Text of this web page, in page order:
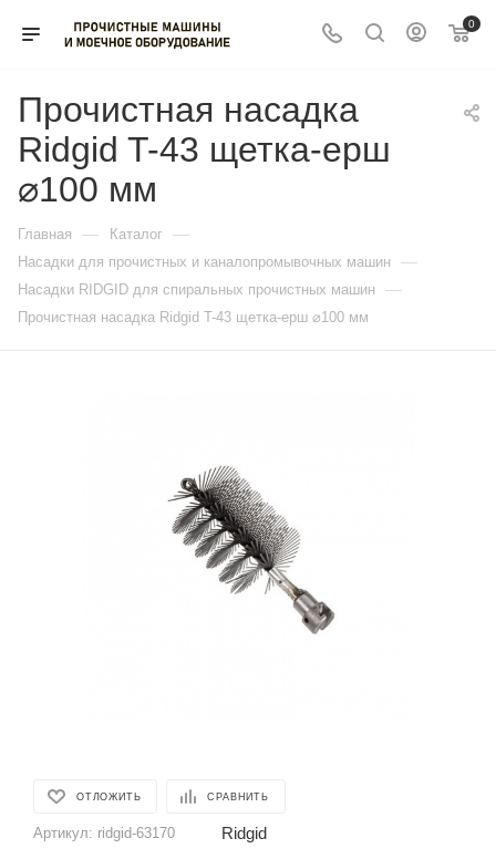
0
Прочистная насадка
Ridgid T-43 щетка-ерш
⌀100 мм
Главная — Каталог —
Насадки для прочистных и каналопромывочных машин —
Насадки RIDGID для спиральных прочистных машин —
Прочистная насадка Ridgid T-43 щетка-ерш ⌀100 мм
ОТЛОЖИТЬ СРАВНИТЬ
Артикул: ridgid-63170 Ridgid